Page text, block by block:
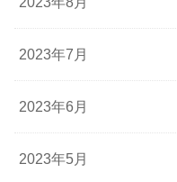
2023年7月
2023年6月
2023年5月